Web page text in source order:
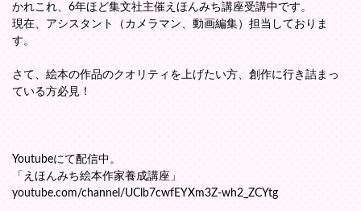
かれこれ、6年ほど集文社主催えほんみち講座受講中です。
現在、アシスタント（カメラマン、動画編集）担当しておりま
す。
さて、絵本の作品のクオリティを上げたい方、創作に行き詰まっ
ている方必見！
Youtubeにて配信中。
「えほんみち絵本作家養成講座」
youtube.com/channel/UClb7cwfEYXm3Z-wh2_ZCYtg